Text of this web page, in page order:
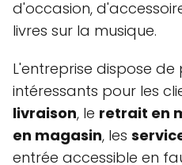
d'occasion,
livres sur la musique.
L'entreprise dispose
intéressants pour les
livraison, le retrait en
en magasin, les
entrée accessible en